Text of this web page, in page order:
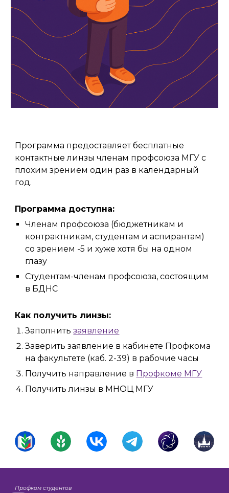
Программа предоставляет бесплатные
контактные линзы членам профсоюза МГУ с
плохим зрением один раз в календарный
год.
Программа доступна:
Членам профсоюза (бюджетникам и
контрактникам, студентам и аспирантам)
со зрением -5 и хуже хотя бы на одном
глазу
Студентам-членам профсоюза, состоящим
в БДНС
Как получить линзы:
Заполнитьзаявление
Заверить заявление в кабинете Профкома
на факультете (каб. 2-39) в рабочие часы
Получить направление в Профкоме МГУ
Получить линзы в МНОЦ МГУ
Профком студентов